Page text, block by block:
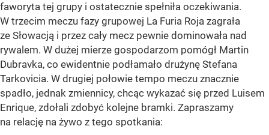
faworyta tej grupy i ostatecznie spełniła oczekiwania.
W trzecim meczu fazy grupowej La Furia Roja zagrała
ze Słowacją i przez cały mecz pewnie dominowała nad
rywalem. W dużej mierze gospodarzom pomógł Martin
Dubravka, co ewidentnie podłamało drużynę Stefana
Tarkovicia. W drugiej połowie tempo meczu znacznie
spadło, jednak zmiennicy, chcąc wykazać się przed Luisem
Enrique, zdołali zdobyć kolejne bramki. Zapraszamy
na relację na żywo z tego spotkania: